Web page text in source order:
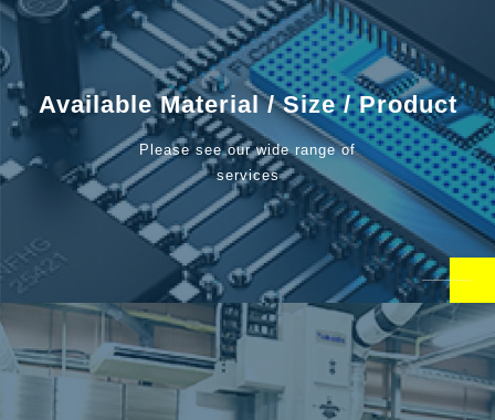
Available Material / Size / Product
Please see our wide range of
services